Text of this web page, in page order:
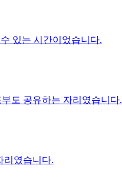
있는 시간이었습니다.
도 공유하는 자리였습니다.
리였습니다.